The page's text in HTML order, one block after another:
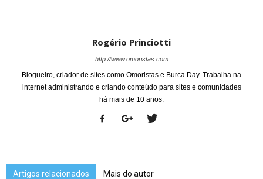
Rogério Princiotti
http://www.omoristas.com
Blogueiro, criador de sites como Omoristas e Burca Day. Trabalha na
internet administrando e criando conteúdo para sites e comunidades
há mais de 10 anos.
Artigos relacionados Mais do autor